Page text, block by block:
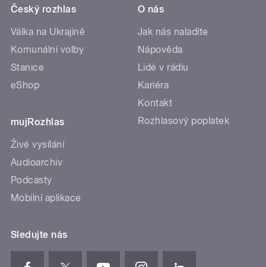
Český rozhlas
Válka na Ukrajině
Komunální volby
Stanice
eShop
mujRozhlas
Živé vysílání
Audioarchiv
Podcasty
Mobilní aplikace
O nás
Jak nás naladíte
Nápověda
Lidé v rádiu
Kariéra
Kontakt
Rozhlasový poplatek
Sledujte nás